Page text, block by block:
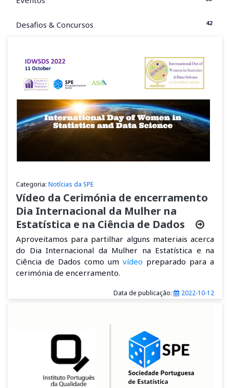
Desafios & Concursos 42
Categoria: Notícias da SPE
Vídeo da Cerimónia de encerramento
Dia Internacional da Mulher na
Estatística e na Ciência de Dados
Aproveitamos para partilhar alguns materiais acerca
do Dia Internacional da Mulher na Estatística e na
Ciência de Dados como um vídeo preparado para a
cerimónia de encerramento.
Data de publicação: 2022-10-12